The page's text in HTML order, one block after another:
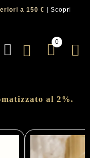
a 150 € Scopri
0
al 2%.